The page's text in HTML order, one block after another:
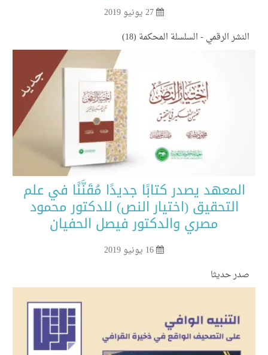
الرقمي - السلسلة المحكمة (18)
المعهد يصدر كتابًا جديدًا مُقَنَّنًا في علم
التحقيق (اختيار النص) للدكتور محمود
مصري والدكتور فيصل الحفيان
حديثا